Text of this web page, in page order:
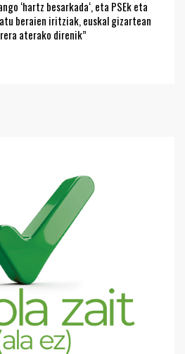
‘hartz besarkada‘, eta PSEk eta
beraien iritziak, euskal gizartean
aterako direnik”